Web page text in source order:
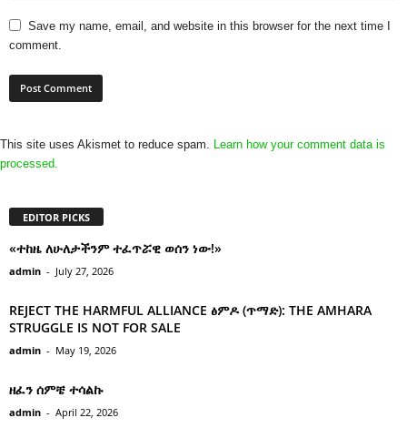
Save my name, email, and website in this browser for the next time I
comment.
This site uses Akismet to reduce spam.
Learn how your comment data is
processed.
EDITOR PICKS
«ተከዜ ለሁለታችንም ተፈጥሯዊ ወሰን ነው!»
admin - July 27, 2026
REJECT THE HARMFUL ALLIANCE ፅምዶ (ጥማድ): THE AMHARA
STRUGGLE IS NOT FOR SALE
admin - May 19, 2026
ዘፈን ሰምቼ ተሳልኩ
admin - April 22, 2026